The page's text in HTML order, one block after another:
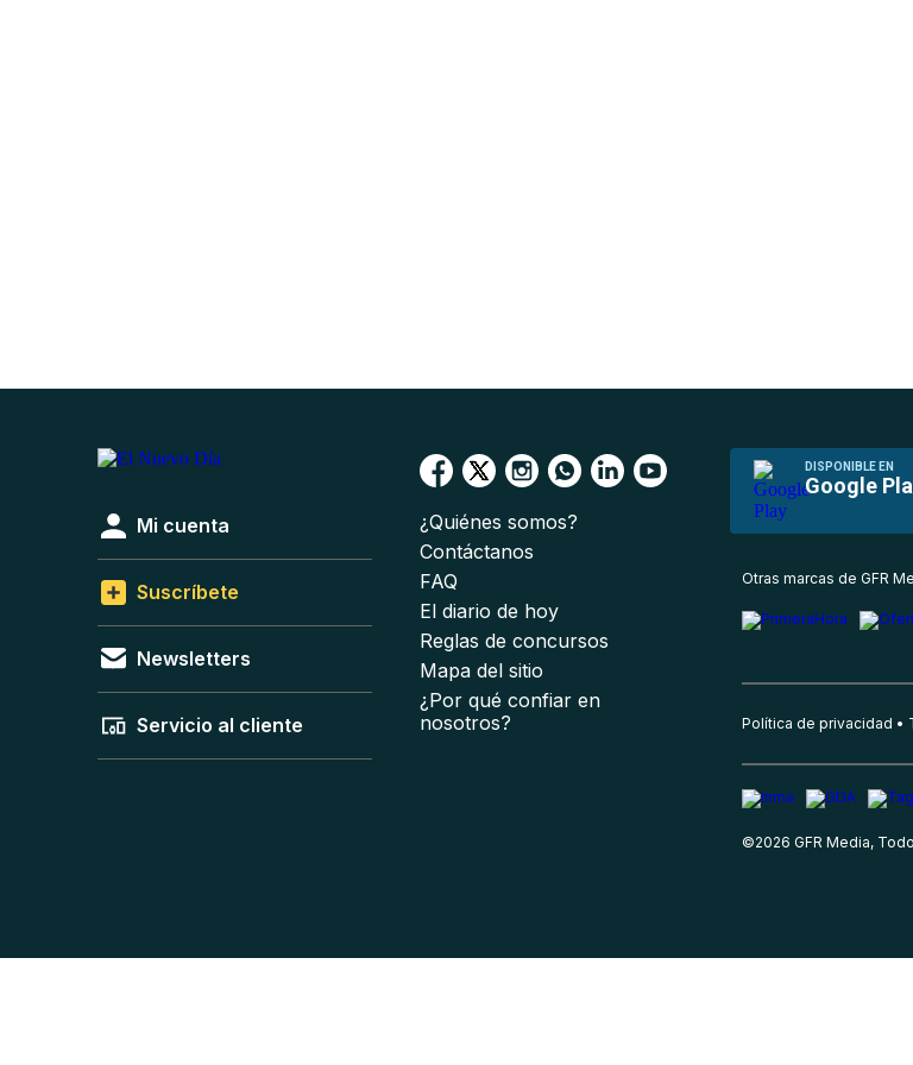
DISPONIBLE EN
Google
Mi cuenta
Suscríbete
Newsletters
Servicio al cliente
¿Quiénes somos?
Contáctanos
FAQ
El diario de hoy
Reglas de concursos
Mapa del sitio
¿Por qué confiar en
nosotros?
Otras marcas de GFR
Política de privacidad
©2026 GFR Media,